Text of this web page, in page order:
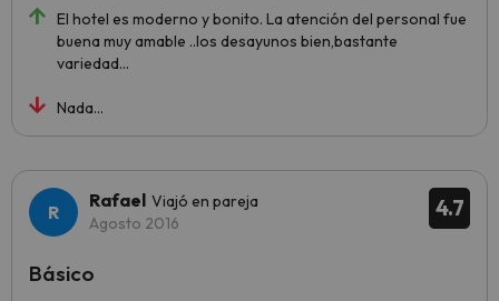
El hotel es moderno y bonito. La atención del personal fue
buena muy amable ..los desayunos bien,bastante
variedad...
Nada...
4.7
Rafael Viajó en pareja
Agosto 2016
Básico